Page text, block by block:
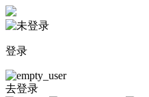
登录
去登录